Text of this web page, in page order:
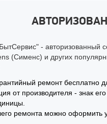
- авторизованный
(Сименс) и других
ремонт бесплатно
от производителя - знак
ремонта можно оформить